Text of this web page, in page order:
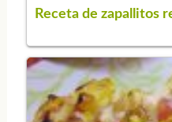
Receta de zapallitos